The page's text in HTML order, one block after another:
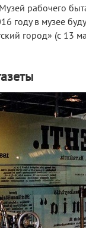
рабочего
году в музее
город» (с 13